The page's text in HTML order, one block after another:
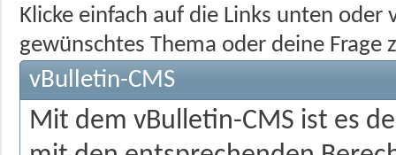
Klicke einfach auf die Links unten
gewünschtes Thema oder deine Frage
vBulletin-CMS
Mit dem vBulletin-CMS ist es